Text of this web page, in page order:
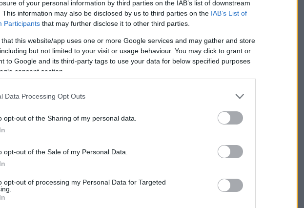
of your personal information by third parties on the IAB’s list of downstream
This information may also be disclosed by us to third parties on the IAB’s List of
Participants that may further disclose it to other third parties.
that this website/app uses one or more Google services and may gather and store
but not limited to your visit or usage behaviour. You may click to grant or
to Google and its third-party tags to use your data for below specified purposes
consent section.
Data Processing Opt Outs
opt-out of the Sharing of my personal data.
opt-out of the Sale of my Personal Data.
opt-out of processing my Personal Data for Targeted
che offre piste di alta qualità e